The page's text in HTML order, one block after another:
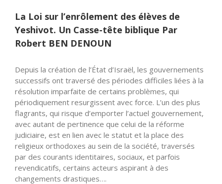
La Loi sur l’enrôlement des élèves de
Yeshivot. Un Casse-tête biblique Par
Robert BEN DENOUN
Depuis la création de l’État d’Israël, les gouvernements
successifs ont traversé des périodes difficiles liées à la
résolution imparfaite de certains problèmes, qui
périodiquement resurgissent avec force. L’un des plus
flagrants, qui risque d’emporter l’actuel gouvernement,
avec autant de pertinence que celui de la réforme
judiciaire, est en lien avec le statut et la place des
religieux orthodoxes au sein de la société, traversés
par des courants identitaires, sociaux, et parfois
revendicatifs, certains acteurs aspirant à des
changements drastiques….